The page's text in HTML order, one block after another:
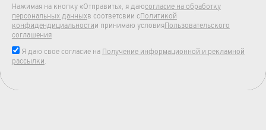
Нажимая на кнопку «Отправить», я даюсогласие на обработку
персональных данныхв соответсвии сПолитикой
конфидендициальностии принимаю условияПользовательского
соглашения
Я даю свое согласие наПолучение информационной и рекламной
рассылки.